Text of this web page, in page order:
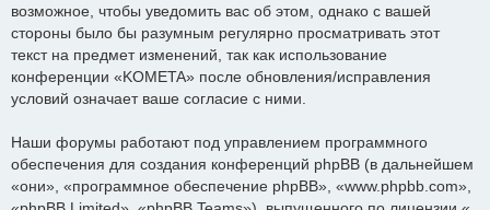
возможное, чтобы уведомить вас об этом, однако с вашей
стороны было бы разумным регулярно просматривать этот
текст на предмет изменений, так как использование
конференции «KOMETA» после обновления/исправления
условий означает ваше согласие с ними.
Наши форумы работают под управлением программного
обеспечения для создания конференций phpBB (в дальнейшем
«они», «программное обеспечение phpBB», «www.phpbb.com»,